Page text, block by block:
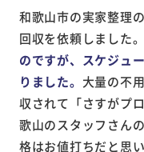
和歌山市の実家整理
回収を依頼しました。
のですが、スケジュ
りました。 大量の不
収されて「さすがプ
歌山のスタッフさん
格はお値打ちだと思い